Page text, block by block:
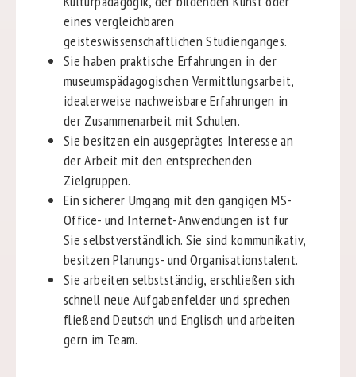
eines vergleichbaren
geisteswissenschaftlichen Studienganges.
Sie haben praktische Erfahrungen in der
museumspädagogischen Vermittlungsarbeit,
idealerweise nachweisbare Erfahrungen in
der Zusammenarbeit mit Schulen.
Sie besitzen ein ausgeprägtes Interesse an
der Arbeit mit den entsprechenden
Zielgruppen.
Ein sicherer Umgang mit den gängigen MS-
Office- und Internet-Anwendungen ist für
Sie selbstverständlich. Sie sind kommunikativ,
besitzen Planungs- und Organisationstalent.
Sie arbeiten selbstständig, erschließen sich
schnell neue Aufgabenfelder und sprechen
fließend Deutsch und Englisch und arbeiten
gern im Team.